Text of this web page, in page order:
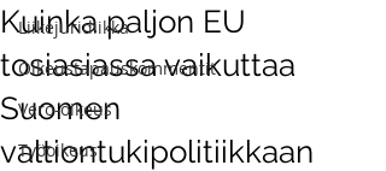
Liikejuridiikka
Oikeustapauskommentit
Vero-oikeus
Työoikeus
Kuinka paljon EU
tosiasiassa vaikuttaa
Suomen
valtiontukipolitiikkaan